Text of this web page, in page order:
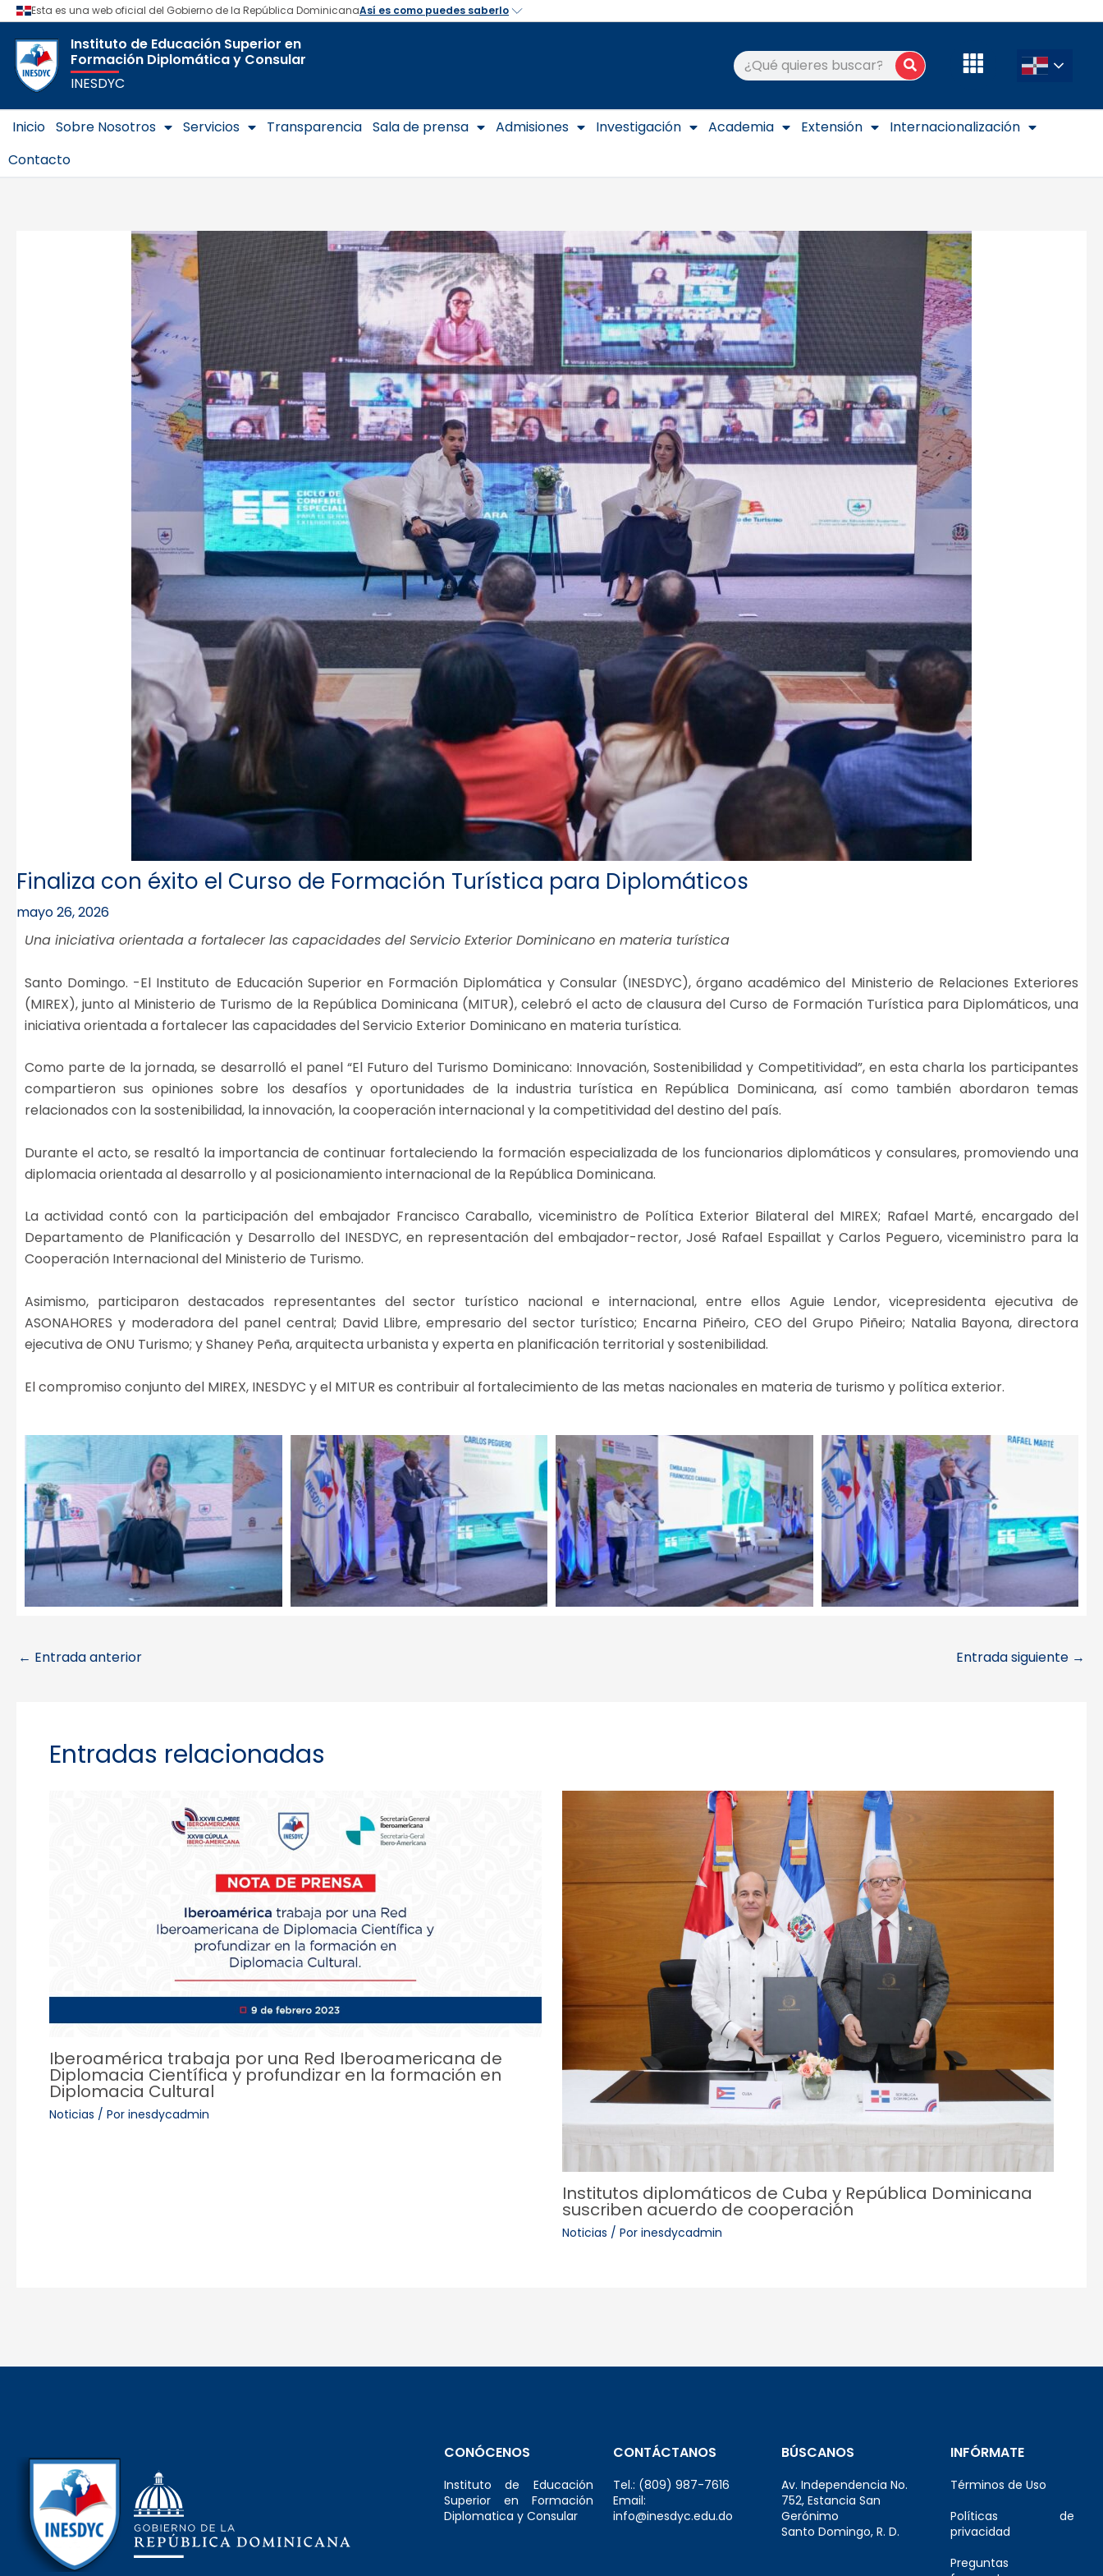
contenido
Instituto de Educación Superior en
Formación Diplomática y Consular
INESDYC
Buscar Buscar
Inicio Sobre Nosotros Servicios Transparencia Sala de prensa Admisiones Investigación Academia Extensión
Internacionalización
Contacto
Finaliza con éxito el Curso de Formación Turística para Diplomáticos
mayo 26, 2026
Una iniciativa orientada a fortalecer las capacidades del Servicio Exterior Dominicano en materia turística
Santo Domingo. -El Instituto de Educación Superior en Formación Diplomática y Consular (INESDYC), órgano académico del Ministerio de Relaciones Exteriores
(MIREX), junto al Ministerio de Turismo de la República Dominicana (MITUR), celebró el acto de clausura del Curso de Formación Turística para Diplomáticos, una
iniciativa orientada a fortalecer las capacidades del Servicio Exterior Dominicano en materia turística.
Como parte de la jornada, se desarrolló el panel “El Futuro del Turismo Dominicano: Innovación, Sostenibilidad y Competitividad”, en esta charla los participantes
compartieron sus opiniones sobre los desafíos y oportunidades de la industria turística en República Dominicana, así como también abordaron temas
relacionados con la sostenibilidad, la innovación, la cooperación internacional y la competitividad del destino del país.
Durante el acto, se resaltó la importancia de continuar fortaleciendo la formación especializada de los funcionarios diplomáticos y consulares, promoviendo una
diplomacia orientada al desarrollo y al posicionamiento internacional de la República Dominicana.
La actividad contó con la participación del embajador Francisco Caraballo, viceministro de Política Exterior Bilateral del MIREX; Rafael Marté, encargado del
Departamento de Planificación y Desarrollo del INESDYC, en representación del embajador-rector, José Rafael Espaillat y Carlos Peguero, viceministro para la
Cooperación Internacional del Ministerio de Turismo.
Asimismo, participaron destacados representantes del sector turístico nacional e internacional, entre ellos Aguie Lendor, vicepresidenta ejecutiva de
ASONAHORES y moderadora del panel central; David Llibre, empresario del sector turístico; Encarna Piñeiro, CEO del Grupo Piñeiro; Natalia Bayona, directora
ejecutiva de ONU Turismo; y Shaney Peña, arquitecta urbanista y experta en planificación territorial y sostenibilidad.
El compromiso conjunto del MIREX, INESDYC y el MITUR es contribuir al fortalecimiento de las metas nacionales en materia de turismo y política exterior.
Navegación
entradas
← Entrada anterior Entrada siguiente →
Entradas relacionadas
Iberoamérica trabaja por una Red Iberoamericana de
Diplomacia Científica y profundizar en la formación en
Diplomacia Cultural
Noticias / Por inesdycadmin
Institutos diplomáticos de Cuba y República Dominicana
suscriben acuerdo de cooperación
Noticias / Por inesdycadmin
CONÓCENOS
Instituto de Educación
Superior en Formación
Diplomatica y Consular
CONTÁCTANOS
Tel.: (809) 987-7616
Email:
info@inesdyc.edu.do
BÚSCANOS
Av. Independencia No.
752, Estancia San
Gerónimo
Santo Domingo, R. D.
INFÓRMATE
Términos de Uso
Políticas de
privacidad
Preguntas